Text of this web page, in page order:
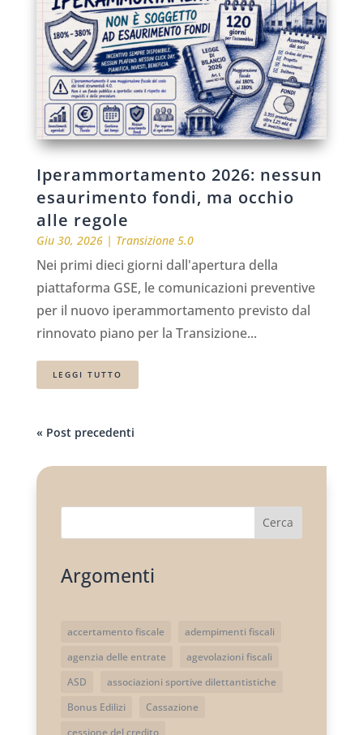
Iperammortamento 2026: nessun
esaurimento fondi, ma occhio
alle regole
Giu 30, 2026| Transizione 5.0
Nei primi dieci giorni dall'apertura della
piattaforma GSE, le comunicazioni preventive
per il nuovo iperammortamento previsto dal
rinnovato piano per la Transizione...
LEGGI TUTTO
« Post precedenti
Cerca
Argomenti
accertamento fiscale
adempimenti fiscali
agenzia delle entrate
agevolazioni fiscali
ASD
associazioni sportive dilettantistiche
Bonus Edilizi
Cassazione